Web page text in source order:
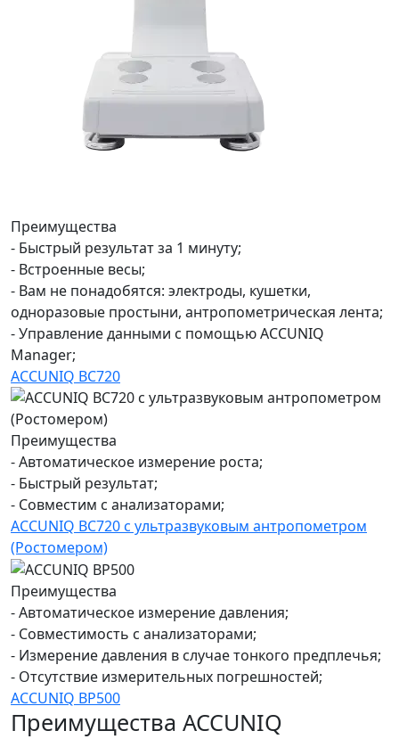
Преимущества
- Быстрый результат за 1 минуту;
- Встроенные весы;
- Вам не понадобятся: электроды, кушетки,
одноразовые простыни, антропометрическая лента;
- Управление данными с помощью ACCUNIQ
Manager;
ACCUNIQ BC720
Преимущества
- Автоматическое измерение роста;
- Быстрый результат;
- Совместим с анализаторами;
ACCUNIQ BC720 с ультразвуковым антропометром
(Ростомером)
Преимущества
- Автоматическое измерение давления;
- Совместимость с анализаторами;
- Измерение давления в случае тонкого предплечья;
- Отсутствие измерительных погрешностей;
ACCUNIQ BP500
Преимущества ACCUNIQ